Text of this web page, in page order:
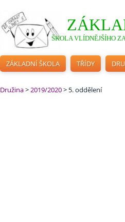
ŠKOLA VLÍDNĚJŠÍHO
ZÁKLADNÍ ŠKOLA TŘÍDY
Družina>2019/2020> 5. oddělení